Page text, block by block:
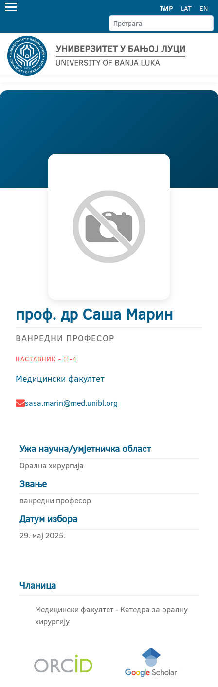
ЋИР LAT EN
проф. др Саша Марин
ВАНРЕДНИ ПРОФЕСОР
НАСТАВНИК - II-4
Медицински факултет
sasa.marin@med.unibl.org
Ужа научна/умјетничка област
Орална хирургија
Звање
ванредни професор
Датум избора
29. мај 2025.
Чланица
Медицински факултет - Катедра за оралну
хирургију